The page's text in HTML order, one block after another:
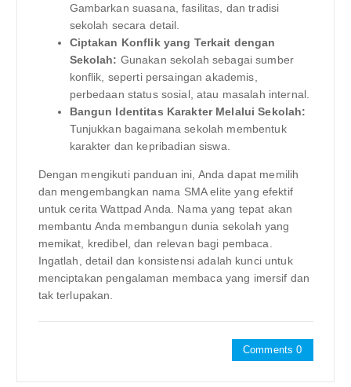
Gambarkan suasana, fasilitas, dan tradisi
sekolah secara detail.
Ciptakan Konflik yang Terkait dengan
Sekolah: Gunakan sekolah sebagai sumber
konflik, seperti persaingan akademis,
perbedaan status sosial, atau masalah internal.
Bangun Identitas Karakter Melalui Sekolah:
Tunjukkan bagaimana sekolah membentuk
karakter dan kepribadian siswa.
Dengan mengikuti panduan ini, Anda dapat memilih
dan mengembangkan nama SMA elite yang efektif
untuk cerita Wattpad Anda. Nama yang tepat akan
membantu Anda membangun dunia sekolah yang
memikat, kredibel, dan relevan bagi pembaca.
Ingatlah, detail dan konsistensi adalah kunci untuk
menciptakan pengalaman membaca yang imersif dan
tak terlupakan.
Comments 0